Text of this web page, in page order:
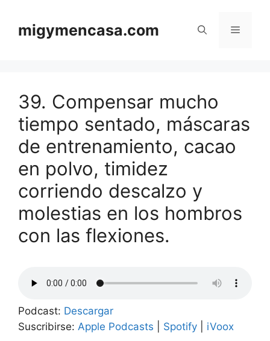
contenido
migymencasa.com Menú
39. Compensar mucho
tiempo sentado, máscaras
de entrenamiento, cacao
en polvo, timidez
corriendo descalzo y
molestias en los hombros
con las flexiones.
Podcast: Descargar
Suscribirse: Apple Podcasts Spotify iVoox